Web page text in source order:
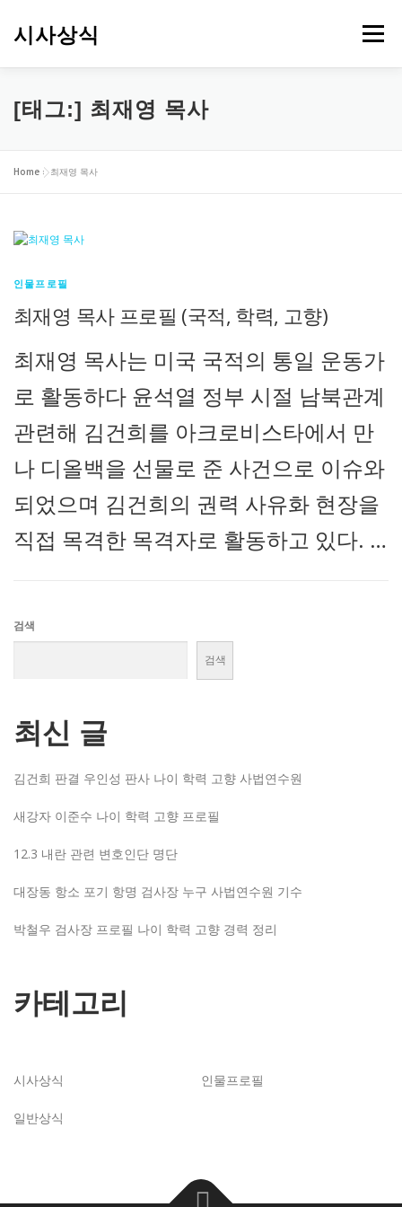
시사상식 메뉴
[태그:] 최재영 목사
Home »최재영 목사
인물프로필
최재영 목사 프로필 (국적, 학력, 고향)
최재영 목사는 미국 국적의 통일 운동가
로 활동하다 윤석열 정부 시절 남북관계
관련해 김건희를 아크로비스타에서 만
나 디올백을 선물로 준 사건으로 이슈와
되었으며 김건희의 권력 사유화 현장을
직접 목격한 목격자로 활동하고 있다. …
검색
검색
최신 글
김건희 판결 우인성 판사 나이 학력 고향 사법연수원
새강자 이준수 나이 학력 고향 프로필
12.3 내란 관련 변호인단 명단
대장동 항소 포기 항명 검사장 누구 사법연수원 기수
박철우 검사장 프로필 나이 학력 고향 경력 정리
카테고리
시사상식 인물프로필
일반상식